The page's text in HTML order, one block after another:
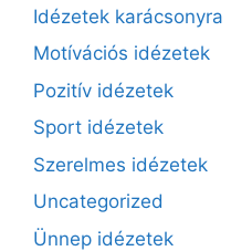
Idézetek karácsonyra
Motívációs idézetek
Pozitív idézetek
Sport idézetek
Szerelmes idézetek
Uncategorized
Ünnep idézetek